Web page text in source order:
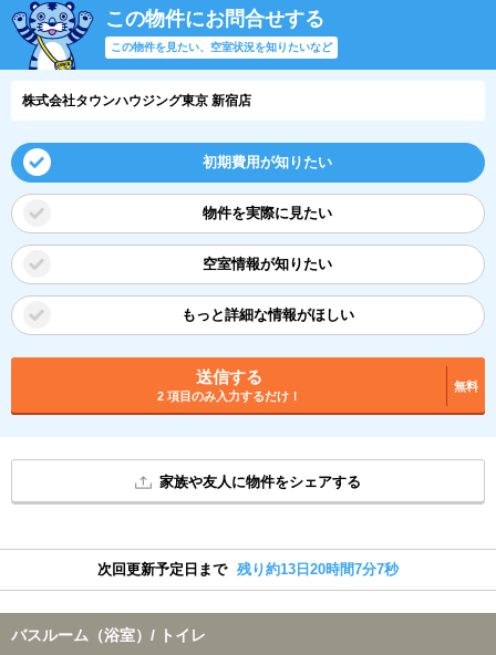
この物件にお問合せする
この物件を見たい、空室状況を知りたいなど
株式会社タウンハウジング東京 新宿店
初期費用が知りたい
物件を実際に見たい
空室情報が知りたい
もっと詳細な情報がほしい
送信する
2 項目のみ入力するだけ！
無料
家族や友人に物件をシェアする
次回更新予定日まで 残り約13日20時間7分6秒
バスルーム（浴室）/ トイレ